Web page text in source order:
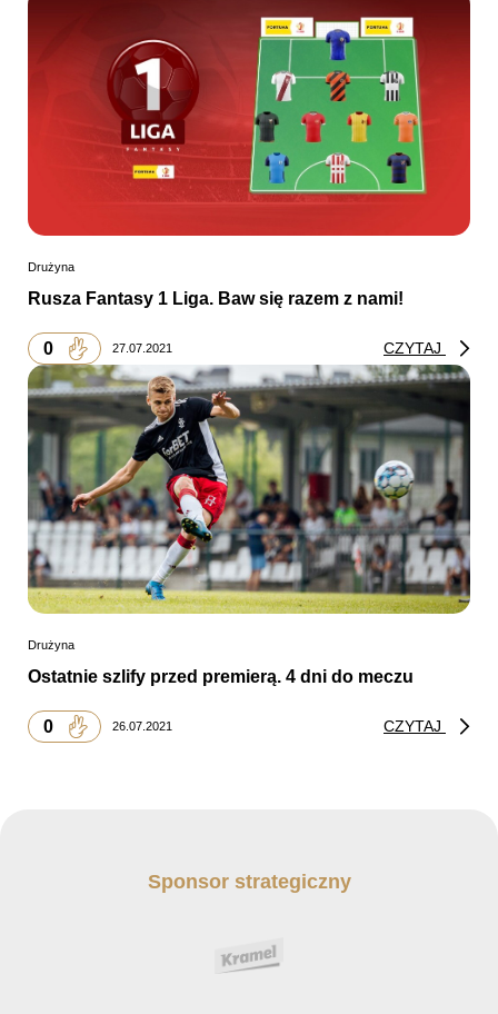
Drużyna
Rusza Fantasy 1 Liga. Baw się razem z nami!
0 27.07.2021 CZYTAJ
Drużyna
Ostatnie szlify przed premierą. 4 dni do meczu
0 26.07.2021 CZYTAJ
Sponsor strategiczny